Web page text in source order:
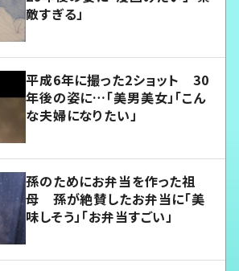
敵すぎる」
平成6年に撮った2ショット 30
年後の姿に…「美男美女」「こん
な夫婦になりたい」
孫のためにお弁当を作った祖
母 孫が絶賛したお弁当に「美
味しそう」「お弁当すごい」